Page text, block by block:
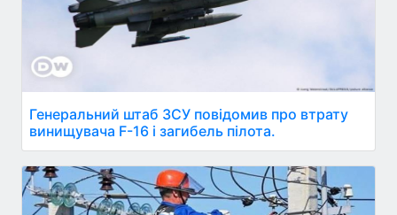
Генеральний штаб ЗСУ повідомив про втрату
винищувача F-16 і загибель пілота.